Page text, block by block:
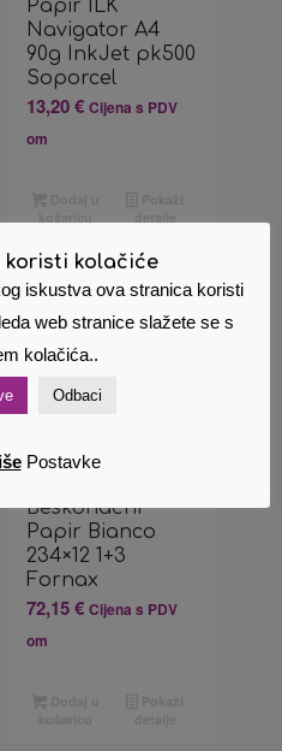
Papir ILK
Navigator A4
90g InkJet pk500
Soporcel
13,20€ Cijena s PDV
om
Beskonačni
Papir Bianco
234×12 1+3
Fornax
72,15€ Cijena s PDV
om
koristi kolačiće
iskustva ova stranica koristi
web stranice slažete se s
kolačića..
Odbaci
Postavke